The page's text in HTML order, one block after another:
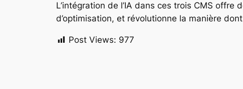
L’intégration de l’IA dans ces trois CMS
d’optimisation, et révolutionne la manière
Post Views: 977